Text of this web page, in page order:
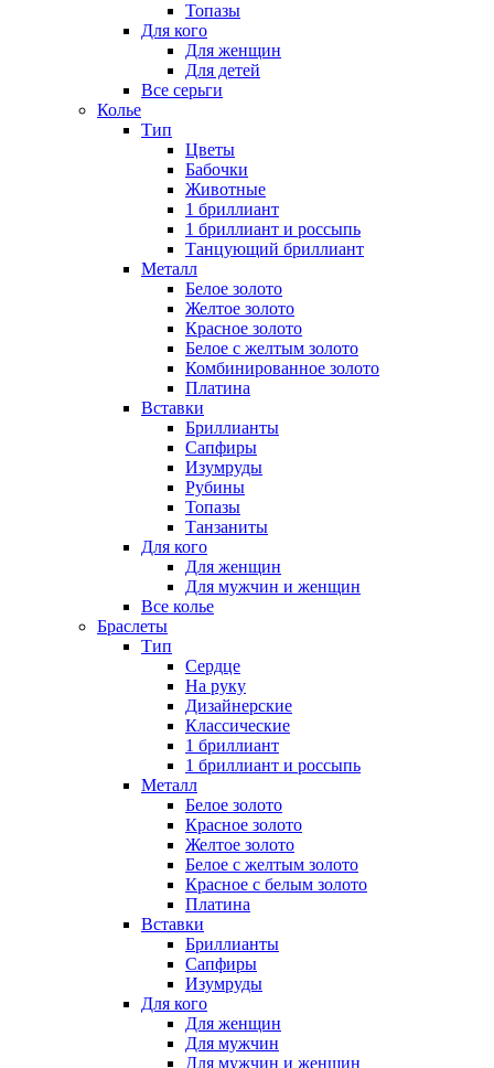
Топазы
Для кого
Для женщин
Для детей
Все серьги
Колье
Тип
Цветы
Бабочки
Животные
1 бриллиант
1 бриллиант и россыпь
Танцующий бриллиант
Металл
Белое золото
Желтое золото
Красное золото
Белое с желтым золото
Комбинированное золото
Платина
Вставки
Бриллианты
Сапфиры
Изумруды
Рубины
Топазы
Танзаниты
Для кого
Для женщин
Для мужчин и женщин
Все колье
Браслеты
Тип
Сердце
На руку
Дизайнерские
Классические
1 бриллиант
1 бриллиант и россыпь
Металл
Белое золото
Красное золото
Желтое золото
Белое с желтым золото
Красное с белым золото
Платина
Вставки
Бриллианты
Сапфиры
Изумруды
Для кого
Для женщин
Для мужчин
Для мужчин и женщин